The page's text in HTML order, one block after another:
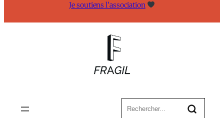
Je soutiens l’association